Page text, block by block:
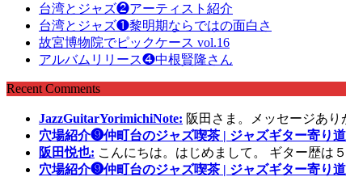
台湾とジャズ❷アーティスト紹介
台湾とジャズ❶黎明期ならではの面白さ
故宮博物院でピックケース vol.16
アルバムリリース❹中根賢隆さん
Recent Comments
JazzGuitarYorimichiNote: 阪田さま。メッセージあ
穴場紹介❾仲町台のジャズ喫茶 | ジャズギター寄り
阪田悦也: こんにちは。はじめまして。 ギター歴は
穴場紹介❾仲町台のジャズ喫茶 | ジャズギター寄り